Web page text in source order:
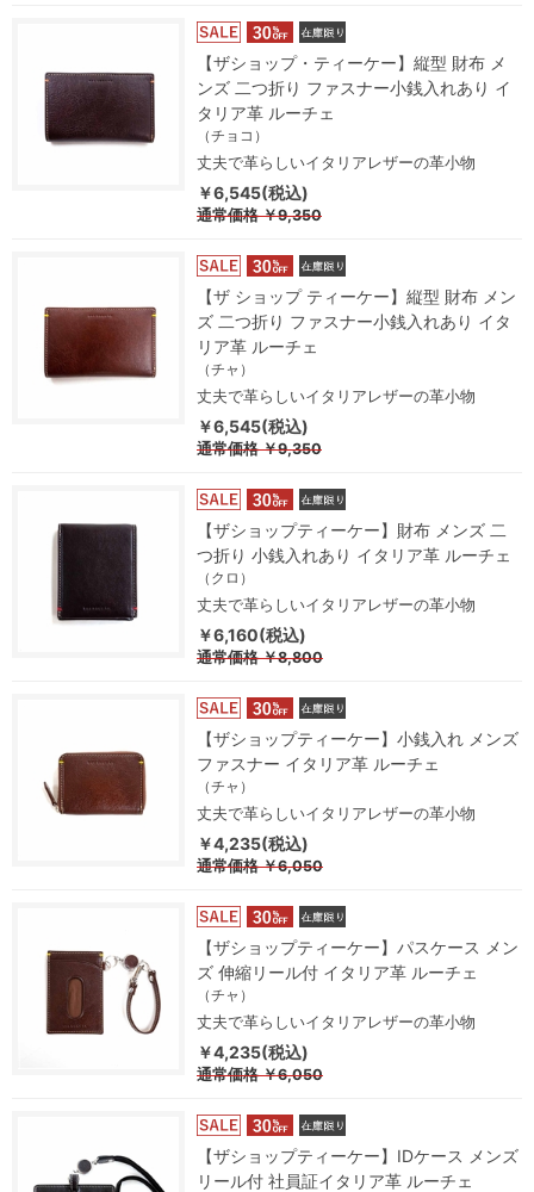
【ザショップ・ティーケー】縦型 財布 メ
ンズ 二つ折り ファスナー小銭入れあり イ
タリア革 ルーチェ
（チョコ）
丈夫で革らしいイタリアレザーの革小物
￥6,545(税込)
通常価格￥9,350
【ザ ショップ ティーケー】縦型 財布 メン
ズ 二つ折り ファスナー小銭入れあり イタ
リア革 ルーチェ
（チャ）
丈夫で革らしいイタリアレザーの革小物
￥6,545(税込)
通常価格￥9,350
【ザショップティーケー】財布 メンズ 二
つ折り 小銭入れあり イタリア革 ルーチェ
（クロ）
丈夫で革らしいイタリアレザーの革小物
￥6,160(税込)
通常価格￥8,800
【ザショップティーケー】小銭入れ メンズ
ファスナー イタリア革 ルーチェ
（チャ）
丈夫で革らしいイタリアレザーの革小物
￥4,235(税込)
通常価格￥6,050
【ザショップティーケー】パスケース メン
ズ 伸縮リール付 イタリア革 ルーチェ
（チャ）
丈夫で革らしいイタリアレザーの革小物
￥4,235(税込)
通常価格￥6,050
【ザショップティーケー】IDケース メンズ
リール付 社員証イタリア革 ルーチェ